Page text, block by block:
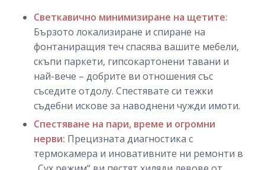
Светкавично минимизиране на щетите:
Бързото локализиране и спиране на
фонтаниращия теч спасява вашите мебели,
скъпи паркети, гипсокартонени тавани и
най-вече – добрите ви отношения със
съседите отдолу. Спестявате си тежки
съдебни искове за наводнени чужди имоти.
Спестяване на пари, време и огромни
нерви: Прецизната диагностика с
термокамера и иновативните ни ремонти в